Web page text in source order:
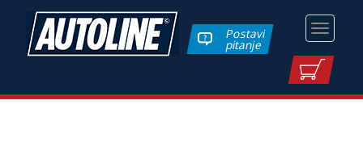
Toggle
Postavi
pitanje